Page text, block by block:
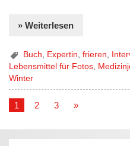
» Weiterlesen
Buch Expertin ,frieren
Lebensmittel für Fotos,
Winter
1 2 3 »